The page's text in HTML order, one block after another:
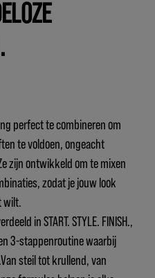
perfect te combineren om
te voldoen, ongeacht
zijn ontwikkeld om te mixen
zodat je jouw look
wilt.
in START. STYLE. FINISH.,
3-stappenroutine waarbij
steil tot krullend, van